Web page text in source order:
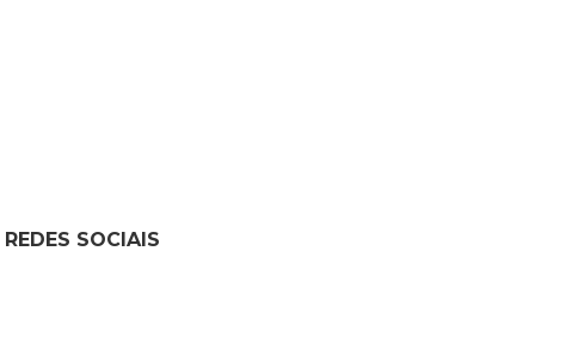
REDES SOCIAIS